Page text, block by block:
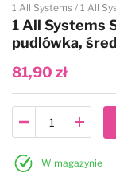
1 All Systems 1 All
1 All Systems
pudlówka,
81,90 zł
W magazynie